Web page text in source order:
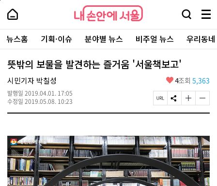
본
로
가
내
손
안
에
서
울
-
서
울
시
대
표
소
털
내
손
에
울
검
창
열
기
메
뉴
전
체
보
주
요
서
뉴스홈 기획·이슈 분야별 뉴스 비주얼 뉴스 우리동
뜻밖의 보물을 발견하는 즐거움 '서울책보고'
시민기자 박칠성
발행일 2019.04.01. 17:05
수정일 2019.05.08. 10:23
좋
요
4조회 5,363
페
이
R
L
복
사
S
N
유
하
기
글
자
크
게
변
경
하
기
글
자
작
게
변
경
하
기
페
상
단
로